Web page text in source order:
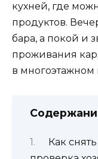
кухней, где
продуктов.
бара, а покой и
проживания
в многоэтажном
Как